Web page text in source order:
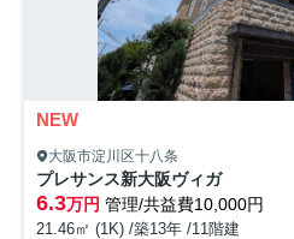
NEW
大阪市淀川区十八条
プレサンス新大阪ヴィガ
6.3万円 管理/共益費10,000円
21.46㎡ (1K) /築13年 /11階建